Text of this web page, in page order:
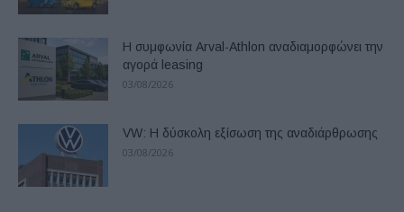
Η συμφωνία Arval-Athlon αναδιαμορφώνει την
αγορά leasing
03/08/2026
VW: Η δύσκολη εξίσωση της αναδιάρθρωσης
03/08/2026